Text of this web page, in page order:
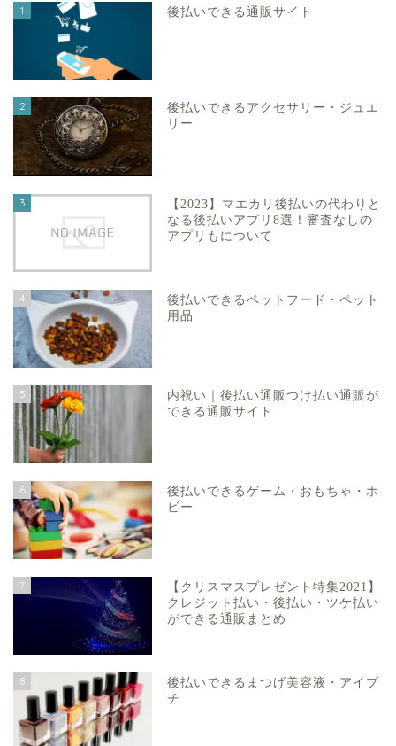
1 後払いできる通販サイト
2
後払いできるアクセサリー・ジュエ
リー
3
【2023】マエカリ後払いの代わりと
なる後払いアプリ8選！審査なしの
アプリもについて
4
後払いできるペットフード・ペット
用品
5
内祝い｜後払い通販つけ払い通販が
できる通販サイト
6
後払いできるゲーム・おもちゃ・ホ
ビー
7
【クリスマスプレゼント特集2021】
クレジット払い・後払い・ツケ払い
ができる通販まとめ
8
後払いできるまつげ美容液・アイプ
チ